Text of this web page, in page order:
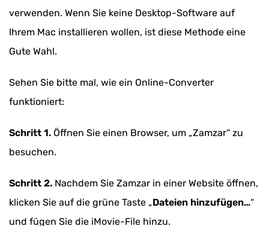
verwenden. Wenn Sie keine Desktop-Software auf
Ihrem Mac installieren wollen, ist diese Methode eine
Gute Wahl.
Sehen Sie bitte mal, wie ein Online-Converter
funktioniert:
Schritt 1. Öffnen Sie einen Browser, um „Zamzar“ zu
besuchen.
Schritt 2. Nachdem Sie Zamzar in einer Website öffnen,
klicken Sie auf die grüne Taste „Dateien hinzufügen…“
und fügen Sie die iMovie-File hinzu.